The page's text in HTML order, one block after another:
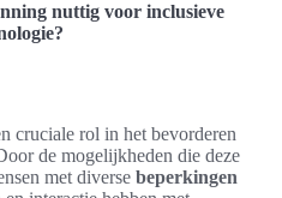
nuttig voor inclusieve
cruciale rol in het bevorderen
de mogelijkheden die deze
met diverse beperkingen